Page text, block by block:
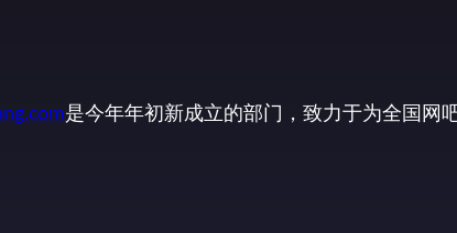
是今年年初新成立的部门，致力于为全国网